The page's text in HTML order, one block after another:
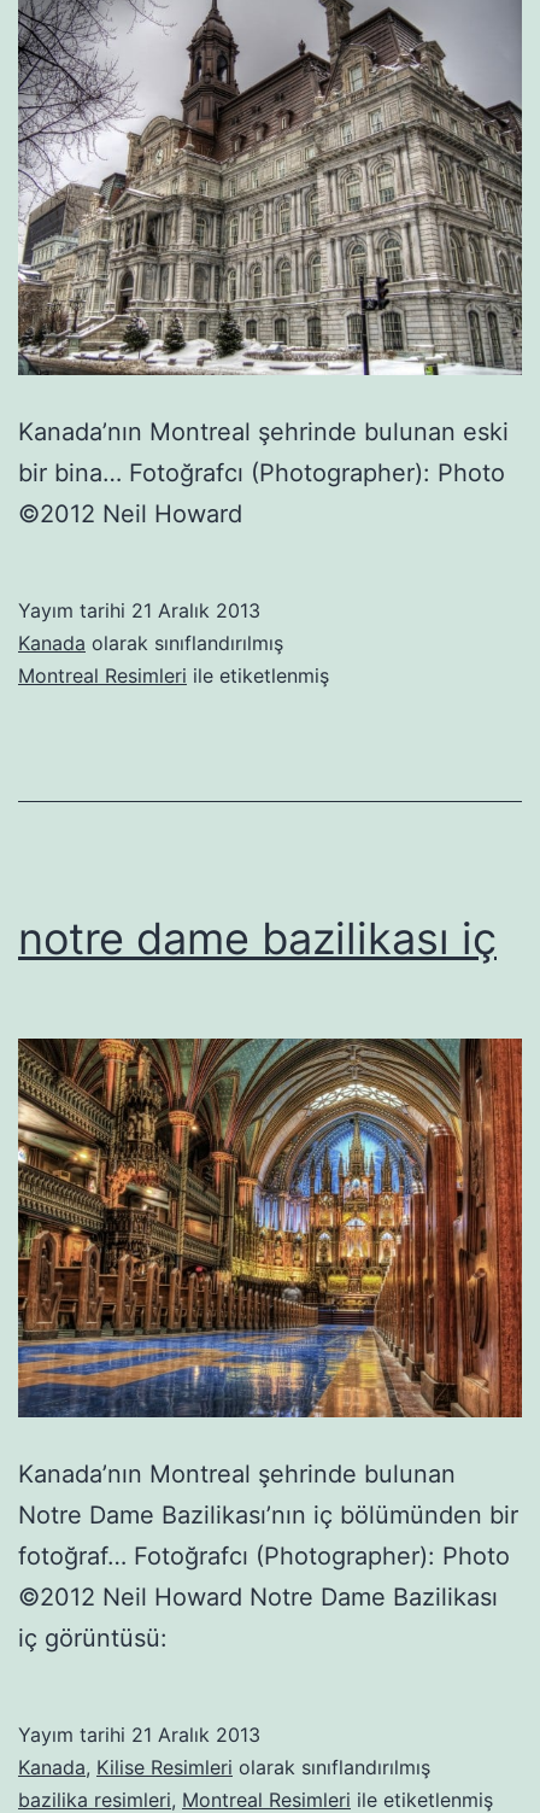
Kanada’nın Montreal şehrinde bulunan eski
bir bina… Fotoğrafcı (Photographer): Photo
©2012 Neil Howard
Yayım tarihi 21 Aralık 2013
Kanada olarak sınıflandırılmış
Montreal Resimleri ile etiketlenmiş
notre dame bazilikası iç
Kanada’nın Montreal şehrinde bulunan
Notre Dame Bazilikası’nın iç bölümünden bir
fotoğraf… Fotoğrafcı (Photographer): Photo
©2012 Neil Howard Notre Dame Bazilikası
iç görüntüsü:
Yayım tarihi 21 Aralık 2013
Kanada, Kilise Resimleri olarak sınıflandırılmış
bazilika resimleri, Montreal Resimleri ile etiketlenmiş